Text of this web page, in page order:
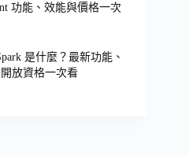
功能、效能與價格一次
是什麼？最新功能、
放資格一次看